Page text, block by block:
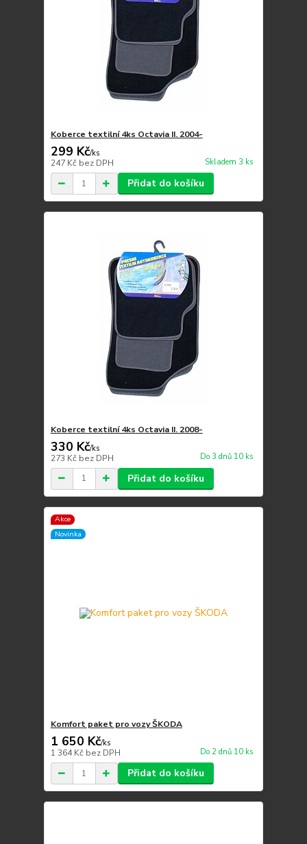
Koberce textilní 4ks Octavia II. 2004-
299 Kč/ks
247 Kč bez DPH Skladem 3 ks
Přidat do košíku
Koberce textilní 4ks Octavia II. 2008-
330 Kč/ks
273 Kč bez DPH Do 3 dnů 10 ks
Přidat do košíku
Akce
Novinka
Komfort paket pro vozy ŠKODA
1 650 Kč/ks
1 364 Kč bez DPH Do 2 dnů 10 ks
Přidat do košíku